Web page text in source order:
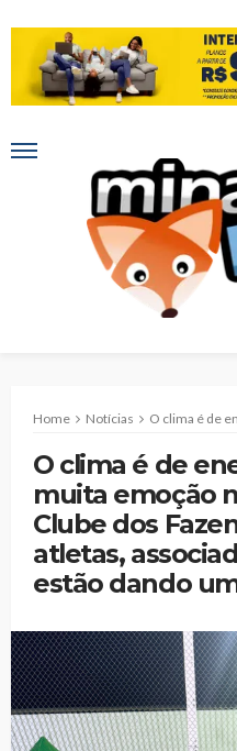
Home Notícias O clima é de energia, amizade e muita
O clima é de
muita emoção
Clube dos
atletas,
estão dando